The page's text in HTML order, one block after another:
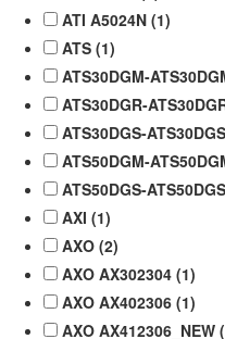
ATI A5024N (1)
ATS (1)
ATS30DGM-
ATS30DGR-
ATS30DGS-
ATS50DGM-
ATS50DGS-
AXI (1)
AXO (2)
AXO AX302304 (1)
AXO AX402306 (1)
AXO AX412306_NEW (